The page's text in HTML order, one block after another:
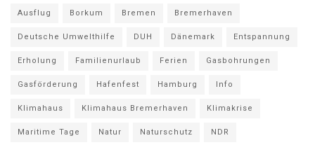
Ausflug Borkum Bremen Bremerhaven
Deutsche Umwelthilfe DUH Dänemark Entspannung
Erholung Familienurlaub Ferien Gasbohrungen
Gasförderung Hafenfest Hamburg Info
Klimahaus Klimahaus Bremerhaven Klimakrise
Maritime Tage Natur Naturschutz NDR